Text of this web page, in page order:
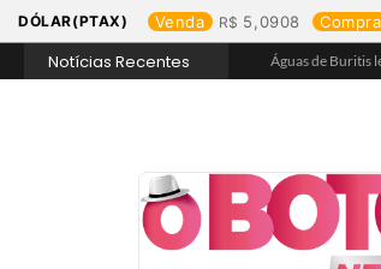
DÓLAR(PTAX) Venda 5,0908 Compra
Notícias Recentes
Águas de Jaru garante hidratação e assegura acesso a água tratada na Praça de Alimentação durante Barco Cross Águas de Buritis leva hidratação e conscientização ao Festival de Flores de Holambra